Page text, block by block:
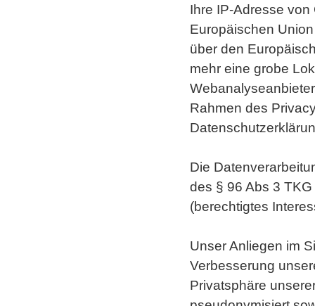
Ihre IP-Adresse
Europäischen
über den
mehr eine grobe
Rahmen des
Die
des § 96 Abs 3
(berechtigtes
Unser Anliegen im
Verbesserung
Privatsphäre